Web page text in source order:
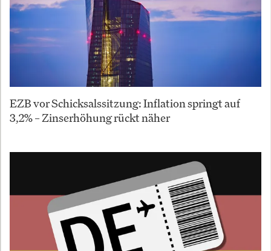
EZB vor Schicksalssitzung: Inflation springt auf
3,2% – Zinserhöhung rückt näher